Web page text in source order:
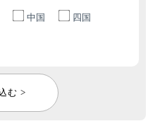
中国 四国
む >